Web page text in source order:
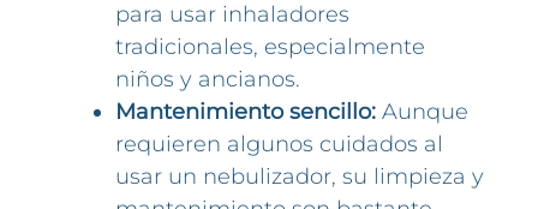
para usar inhaladores
tradicionales, especialmente
niños y ancianos.
Mantenimiento sencillo: Aunque
requieren algunos cuidados al
usar un nebulizador, su limpieza y